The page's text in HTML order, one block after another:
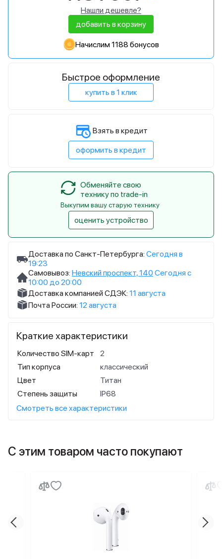
Доставка по Санкт-Петербурга: Сегодня в
19:23
Самовывоз: Невский проспект, 140 Сегодня с
10:00 до 20:00
Доставка компанией СДЭК: 11 августа
Почта России: 12 августа
Краткие характеристики
Количество SIM-карт
2
Тип корпуса
классический
Цвет
Титан
Степень защиты
IP68
Смотреть все характеристики
Нашли дешевле?
добавить в корзину
Начислим 1188 бонусов
Быстрое оформление
купить в 1 клик
Взять в кредит
оформить в кредит
Обменяйте свою
технику по trade-in
Выкупим вашу старую технику
оценить устройство
С этим товаром часто покупают